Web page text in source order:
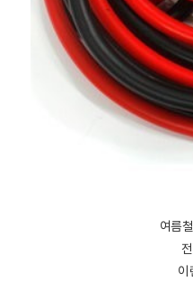
여름
이